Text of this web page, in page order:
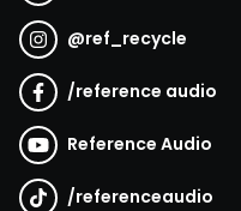
@ref_recycle
/reference audio
Reference Audio
/referenceaudio